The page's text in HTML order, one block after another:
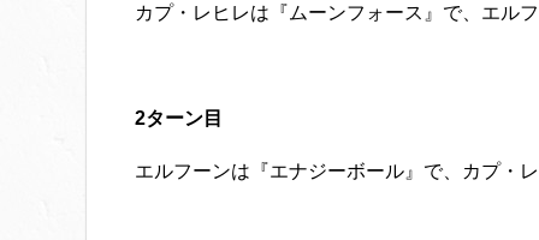
カプ・レヒレは『ムーンフォース』で、エル
2ターン目
エルフーンは『エナジーボール』で、カプ・